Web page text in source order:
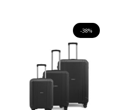
-38%